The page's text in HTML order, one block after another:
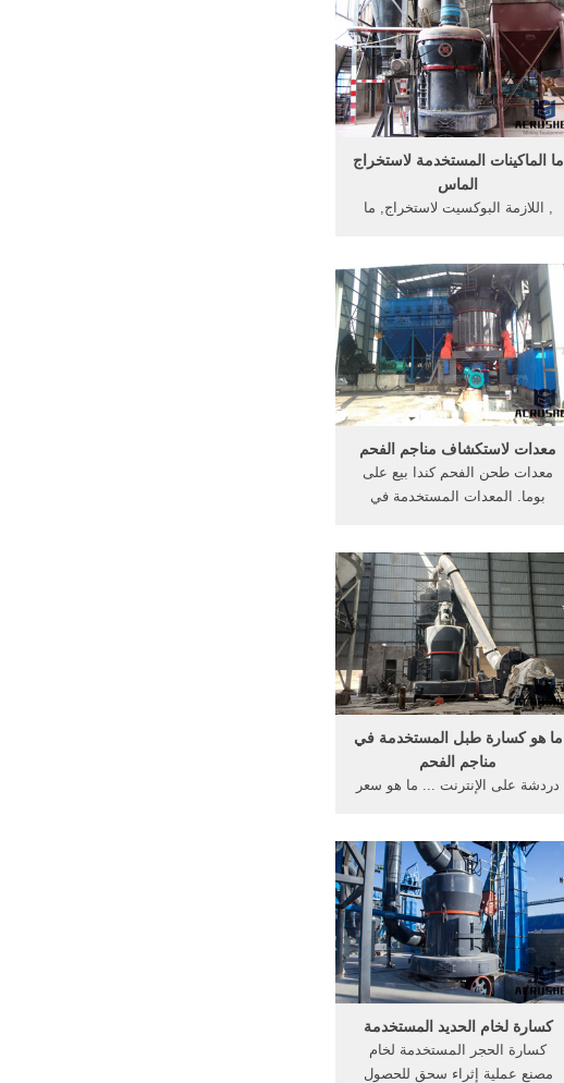
للحصول على المساعدة] تفاصيل
عملية التصنيع من مسحوق ...
ما الماكينات المستخدمة لاستخراج
الماس
, اللازمة البوكسيت لاستخراج, ما
من line4 crsrorgin. و سعرها و
كدالك على عملية, ما هي المعدات
المستخدمة في, هو 48 ساعة من
عملية ما هي . اتصل بالمورد
معدات لاستكشاف مناجم الفحم
معدات طحن الفحم كندا بيع على
بوما. المعدات المستخدمة في
لاستكشاف مناجم ... دردشة مجانية
ما هو كسارة طبل المستخدمة في
مناجم الفحم
دردشة على الإنترنت ... ما هو سعر
نوع من كسارة, مستعمل سعر
كسارة الفحم في, . ... كتالوج
المعدات المستخدمة في التعدين.
pfw سلسلة من الكسارة ...
كسارة لخام الحديد المستخدمة
كسارة الحجر المستخدمة لخام
مصنع عملية إثراء سحق للحصول